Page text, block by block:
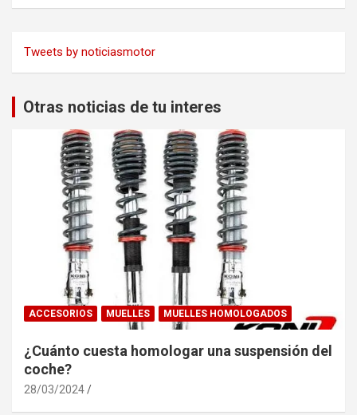
Tweets by noticiasmotor
Otras noticias de tu interes
ACCESORIOS MUELLES MUELLES HOMOLOGADOS
¿Cuánto cuesta homologar una suspensión del
coche?
28/03/2024